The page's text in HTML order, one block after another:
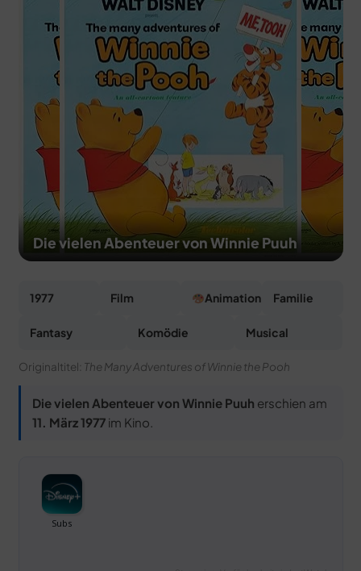
DEALS
MEIN HQ
50
Die vielen Abenteuer von Winnie Puuh
1977 Film Animation Familie
Fantasy Komödie Musical
Originaltitel: The Many Adventures of Winnie the Pooh
Die vielen Abenteuer von Winnie Puuh erschien am
11. März 1977im Kino.